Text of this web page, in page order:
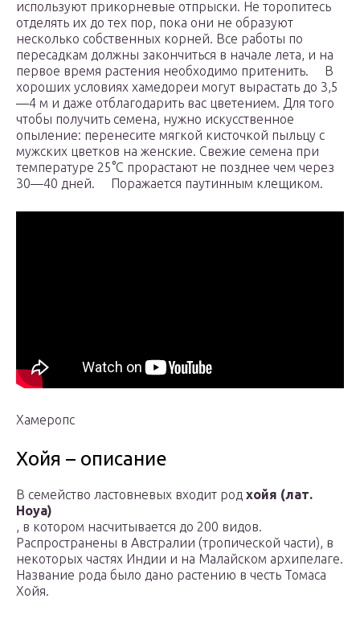
используют прикорневые отпрыски. Не торопитесь
отделять их до тех пор, пока они не образуют
несколько собственных корней. Все работы по
пересадкам должны закончиться в начале лета, и на
первое время растения необходимо притенить. В
хороших условиях хамедореи могут вырастать до 3,5
—4 м и даже отблагодарить вас цветением. Для того
чтобы получить семена, нужно искусственное
опыление: перенесите мягкой кисточкой пыльцу с
мужских цветков на женские. Свежие семена при
температуре 25°С прорастают не позднее чем через
30—40 дней. Поражается паутинным клещиком.
Хамеропс
Хойя – описание
В семейство ластовневых входит род хойя (лат.
Hoya)
, в котором насчитывается до 200 видов.
Распространены в Австралии (тропической части), в
некоторых частях Индии и на Малайском архипелаге.
Название рода было дано растению в честь Томаса
Хойя.